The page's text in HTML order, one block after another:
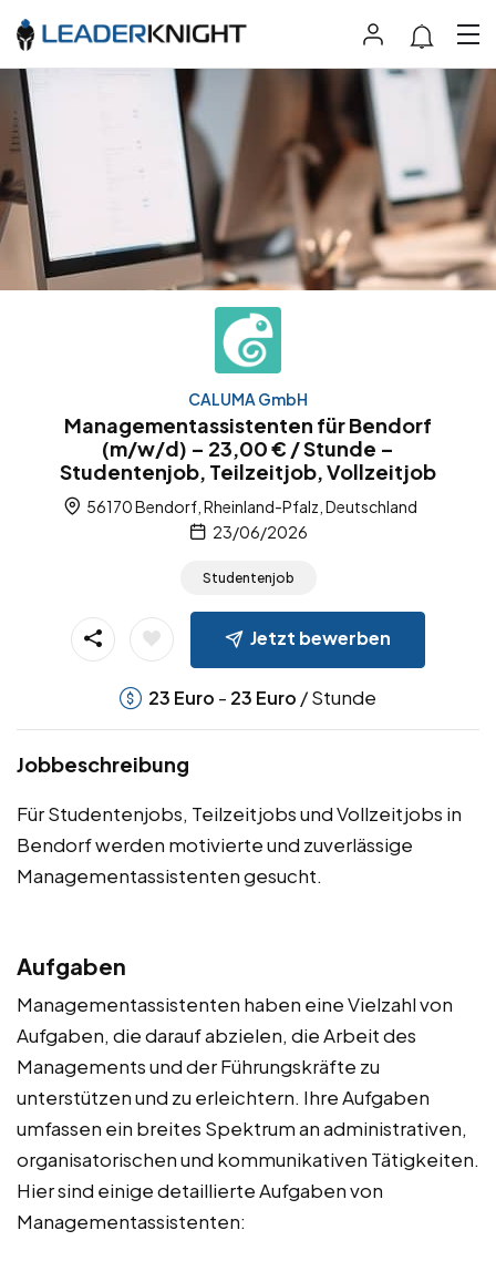
CALUMA GmbH
Managementassistenten für Bendorf
(m/w/d) – 23,00 € / Stunde –
Studentenjob, Teilzeitjob, Vollzeitjob
56170 Bendorf, Rheinland-Pfalz, Deutschland
23/06/2026
Studentenjob
Jetzt bewerben
23 Euro - 23 Euro / Stunde
Jobbeschreibung
Für Studentenjobs, Teilzeitjobs und Vollzeitjobs in
Bendorf werden motivierte und zuverlässige
Managementassistenten gesucht.
Aufgaben
Managementassistenten haben eine Vielzahl von
Aufgaben, die darauf abzielen, die Arbeit des
Managements und der Führungskräfte zu
unterstützen und zu erleichtern. Ihre Aufgaben
umfassen ein breites Spektrum an administrativen,
organisatorischen und kommunikativen Tätigkeiten.
Hier sind einige detaillierte Aufgaben von
Managementassistenten: